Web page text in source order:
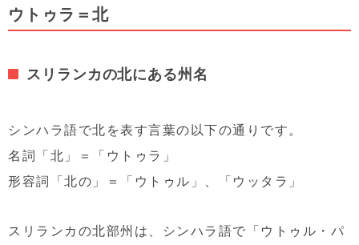
ウトゥラ＝北
スリランカの北にある州名
シンハラ語で北を表す言葉の以下の通りです。
名詞「北」＝「ウトゥラ」
形容詞「北の」＝「ウトゥル」、「ウッタラ」
スリランカの北部州は、シンハラ語で「ウトゥル・パ